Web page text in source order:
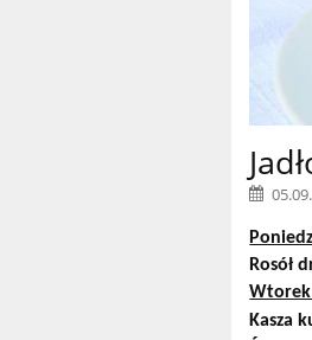
Rosół
Wtorek
Kasza